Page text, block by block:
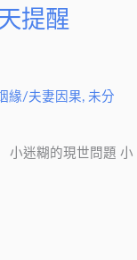
提醒
緣/夫妻因果, 未分
小迷糊的現世問題 小